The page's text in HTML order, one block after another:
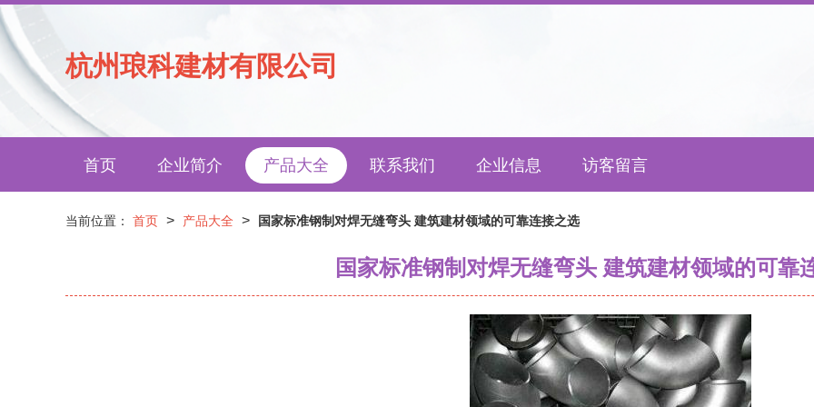
杭州琅科建材有限公司
首页 企业简介 产品大全 联系我们 企业信息 访客留言
当前位置： 首页 > 产品大全 > 国家标准钢制对焊无缝弯头 建筑建材领域的可靠连接之选
国家标准钢制对焊无缝弯头 建筑建材领域的可靠